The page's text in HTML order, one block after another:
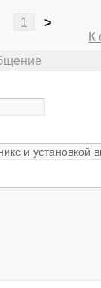
1
>
К